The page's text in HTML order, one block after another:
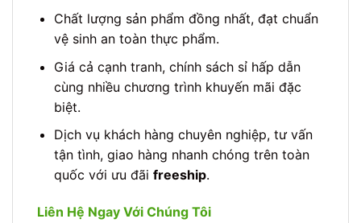
Chất lượng sản phẩm đồng nhất, đạt chuẩn
vệ sinh an toàn thực phẩm.
Giá cả cạnh tranh, chính sách sỉ hấp dẫn
cùng nhiều chương trình khuyến mãi đặc
biệt.
Dịch vụ khách hàng chuyên nghiệp, tư vấn
tận tình, giao hàng nhanh chóng trên toàn
quốc với ưu đãi freeship.
Liên Hệ Ngay Với Chúng Tôi